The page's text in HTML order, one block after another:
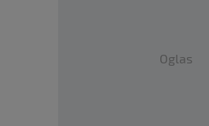
Oglas